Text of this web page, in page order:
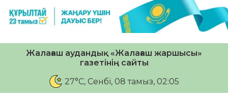
Жалағаш аудандық «Жалағаш жаршысы»
газетінің сайты
27°C, Сенбі, 08 тамыз, 02:05